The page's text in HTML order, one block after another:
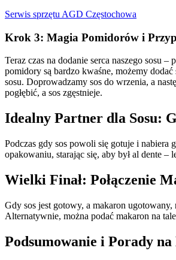
Serwis sprzętu AGD Częstochowa
Krok 3: Magia Pomidorów i
Teraz czas na dodanie serca naszego sosu
pomidory są bardzo kwaśne, możemy
sosu. Doprowadzamy sos do wrzenia, a
pogłębić, a sos zgęstnieje.
Idealny Partner dla Sosu:
Podczas gdy sos powoli się gotuje i nabiera
opakowaniu, starając się, aby był al dente
Wielki Finał: Połączenie
Gdy sos jest gotowy, a makaron
Alternatywnie, można podać makaron na
Podsumowanie i Porady